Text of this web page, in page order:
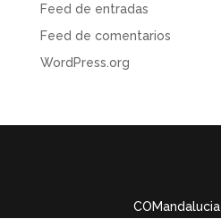
Feed de entradas
Feed de comentarios
WordPress.org
COMandalucia